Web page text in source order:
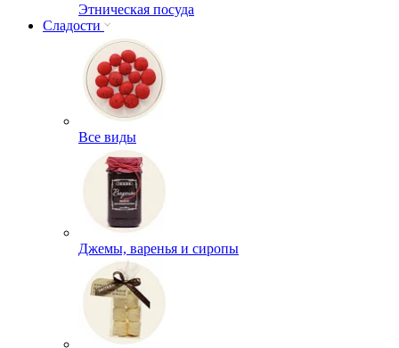
Этническая посуда
Сладости
Все виды
Джемы, варенья и сиропы